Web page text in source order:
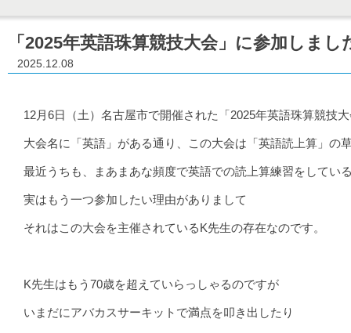
「2025年英語珠算競技大会」に参加しまし
2025.12.08
12月6日（土）名古屋市で開催された「2025年英語珠算競技
大会名に「英語」がある通り、この大会は「英語読上算」の
最近うちも、まあまあな頻度で英語での読上算練習をしてい
実はもう一つ参加したい理由がありまして
それはこの大会を主催されているK先生の存在なのです。
K先生はもう70歳を超えていらっしゃるのですが
いまだにアバカスサーキットで満点を叩き出したり